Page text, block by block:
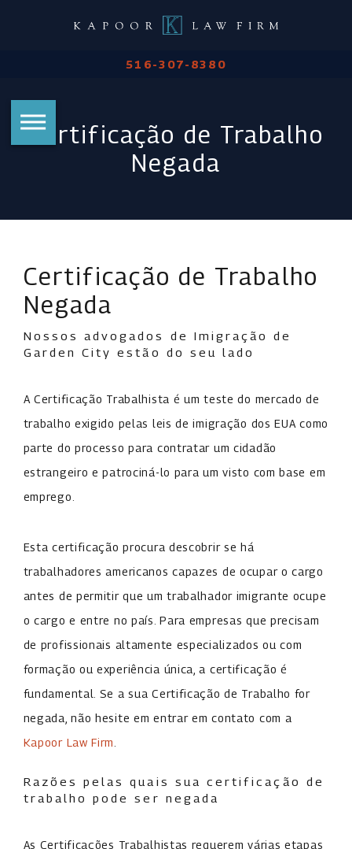
516-307-8380
Certificação de Trabalho
Negada
Certificação de Trabalho
Negada
Nossos advogados de Imigração de
Garden City estão do seu lado
A Certificação Trabalhista é um teste do mercado de
trabalho exigido pelas leis de imigração dos EUA como
parte do processo para contratar um cidadão
estrangeiro e patrociná-lo para um visto com base em
emprego.
Esta certificação procura descobrir se há
trabalhadores americanos capazes de ocupar o cargo
antes de permitir que um trabalhador imigrante ocupe
o cargo e entre no país. Para empresas que precisam
de profissionais altamente especializados ou com
formação ou experiência única, a certificação é
fundamental. Se a sua Certificação de Trabalho for
negada, não hesite em entrar em contato com a
Kapoor Law Firm
Razões pelas quais sua certificação de
trabalho pode ser negada
As Certificações Trabalhistas requerem várias etapas